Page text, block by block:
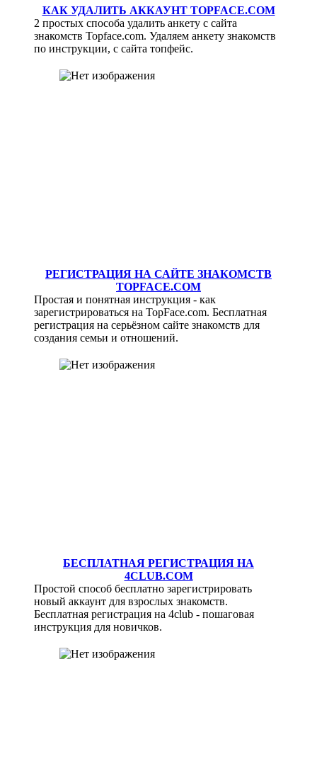
КАК УДАЛИТЬ АККАУНТ TOPFACE.COM
2 простых способа удалить анкету с сайта
знакомств Topface.com. Удаляем анкету знакомств
по инструкции, с сайта топфейс.
РЕГИСТРАЦИЯ НА САЙТЕ ЗНАКОМСТВ
TOPFACE.COM
Простая и понятная инструкция - как
зарегистрироваться на TopFace.com. Бесплатная
регистрация на серьёзном сайте знакомств для
создания семьи и отношений.
БЕСПЛАТНАЯ РЕГИСТРАЦИЯ НА
4CLUB.COM
Простой способ бесплатно зарегистрировать
новый аккаунт для взрослых знакомств.
Бесплатная регистрация на 4club - пошаговая
инструкция для новичков.